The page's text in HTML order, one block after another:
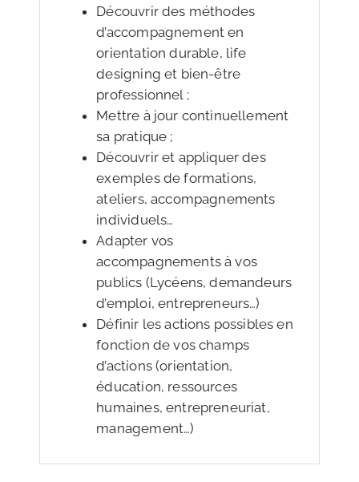
Découvrir des méthodes
d’accompagnement en
orientation durable, life
designing et bien-être
professionnel ;
Mettre à jour continuellement
sa pratique ;
Découvrir et appliquer des
exemples de formations,
ateliers, accompagnements
individuels…
Adapter vos
accompagnements à vos
publics (Lycéens, demandeurs
d’emploi, entrepreneurs…)
Définir les actions possibles en
fonction de vos champs
d’actions (orientation,
éducation, ressources
humaines, entrepreneuriat,
management…)